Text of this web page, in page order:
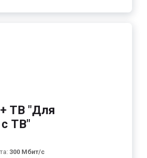
ТВ "Для
ТВ"
300 Мбит/с